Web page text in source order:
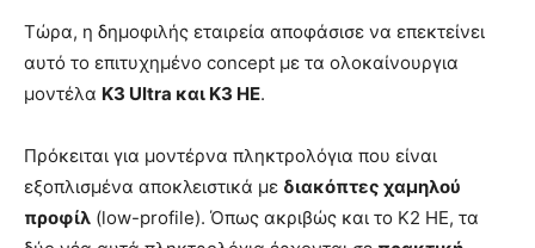
Τώρα, η δημοφιλής εταιρεία αποφάσισε να επεκτείνει
αυτό το επιτυχημένο concept με τα ολοκαίνουργια
μοντέλα K3 Ultra και K3 HE.
Πρόκειται για μοντέρνα πληκτρολόγια που είναι
εξοπλισμένα αποκλειστικά με διακόπτες χαμηλού
προφίλ (low-profile). Όπως ακριβώς και το K2 HE, τα